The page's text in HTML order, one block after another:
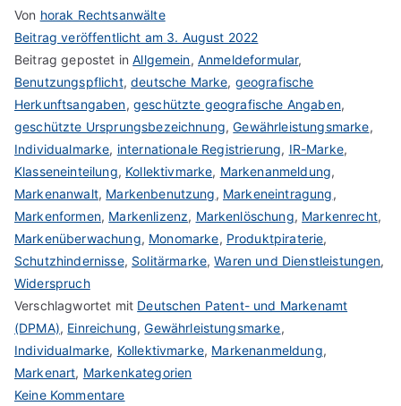
Von horak Rechtsanwälte
Beitrag veröffentlicht am 3. August 2022
Beitrag gepostet inAllgemein, Anmeldeformular,
Benutzungspflicht,deutsche Marke, geografische
Herkunftsangaben, geschützte geografische Angaben,
geschützte Ursprungsbezeichnung,Gewährleistungsmarke,
Individualmarke, internationale Registrierung, IR-Marke,
Klasseneinteilung, Kollektivmarke, Markenanmeldung,
Markenanwalt, Markenbenutzung, Markeneintragung,
Markenformen, Markenlizenz, Markenlöschung, Markenrecht,
Markenüberwachung, Monomarke, Produktpiraterie,
Schutzhindernisse, Solitärmarke,Waren und Dienstleistungen,
Widerspruch
Verschlagwortet mit Deutschen Patent- und Markenamt
(DPMA), Einreichung,Gewährleistungsmarke,
Individualmarke, Kollektivmarke, Markenanmeldung,
Markenart, Markenkategorien
Keine Kommentarezu